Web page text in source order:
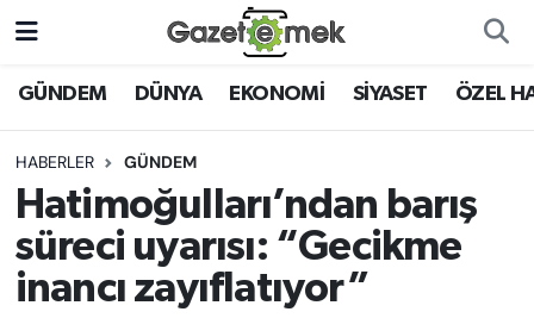
GÜNDEM DÜNYA EKONOMİ SİYASET ÖZEL
HABERLER GÜNDEM
Hatimoğulları’ndan barış
süreci uyarısı: “Gecikme
inancı zayıflatıyor”
DÜNYA
EKONOMİ
EMEK HABERLERİ
YENİ MEDYADA EMEK
GAZETECİLİĞİNİ GELİŞTİRMEK
Nöbetçi Eczaneler
Hava Durumu
İstanbul Namaz Vakitleri
Trafik Durumu